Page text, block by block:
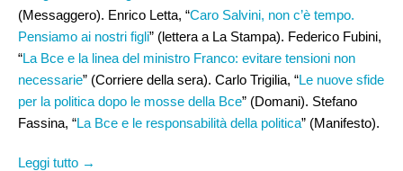
(Messaggero). Enrico Letta, “Caro Salvini, non c’è tempo.
Pensiamo ai nostri figli” (lettera a La Stampa). Federico Fubini,
“La Bce e la linea del ministro Franco: evitare tensioni non
necessarie” (Corriere della sera). Carlo Trigilia, “Le nuove sfide
per la politica dopo le mosse della Bce” (Domani). Stefano
Fassina, “La Bce e le responsabilità della politica” (Manifesto).
Leggi tutto →